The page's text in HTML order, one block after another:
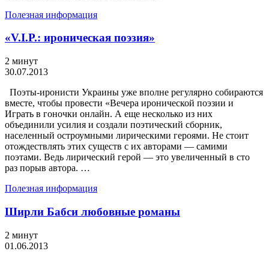
Полезная информация
«V.I.P.: ироническая поэзия»
2 минут
30.07.2013
Поэты-иронисти Украины уже вполне регулярно собираются
вместе, чтобы провести «Вечера иронической поэзии и
Играть в гоночки онлайн. А еще несколько из них
объединили усилия и создали поэтический сборник,
населенный остроумными лирическими героями. Не стоит
отождествлять этих существ с их авторами — самими
поэтами. Ведь лирический герой — это увеличенный в сто
раз порыв автора. …
Полезная информация
Ширли Бабси любовные романы
2 минут
01.06.2013